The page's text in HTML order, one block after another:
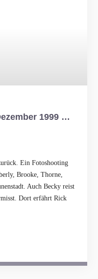
bis Mai 2000)
Ein Fotoshooting
Brooke, Thorne,
Auch Becky reist
Dort erfährt Rick